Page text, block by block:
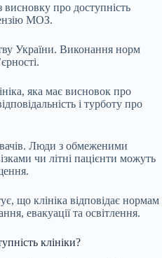
висновку про доступність
МОЗ.
України. Виконання норм
яка має висновок про
і турботу про
Люди з обмеженими
чи літні пацієнти можуть
що клініка відповідає нормам
евакуації та освітлення.
клініки?